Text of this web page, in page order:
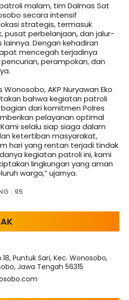
malam, tim Dalmas Sat
secara intensif
strategis, termasuk
pusat perbelanjaan, dan jalur-
Dengan kehadiran
mencegah terjadinya
perampokan, dan
AKP Nuryawan Eko
bahwa kegiatan patroli
dari komitmen Polres
pelayanan optimal
selalu siap siaga dalam
ketertiban masyarakat,
hari yang rentan terjadi tindak
kegiatan patroli ini, kami
lingkungan yang aman
warga,” ujarnya.
: 95
Puntuk Sari, Kec. Wonosobo,
Jawa Tengah 56315